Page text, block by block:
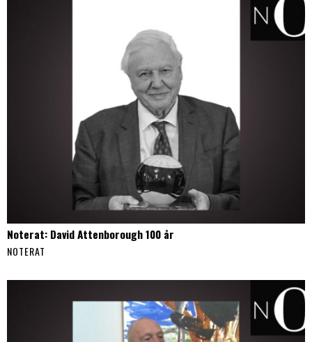
Noterat: David Attenborough 100 år
NOTERAT